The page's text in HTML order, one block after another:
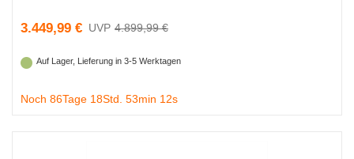
3.449,99 € 4.899,99 €
Auf Lager, Lieferung in 3-5 Werktagen
Noch 86Tage 18Std. 53min 11s